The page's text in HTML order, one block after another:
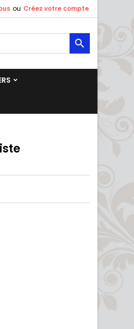
ou Créez votre compte
